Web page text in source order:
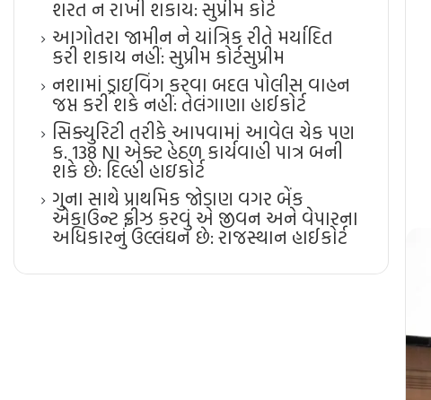
શરત ન રાખી શકાય: સુપ્રીમ કોર્ટ
આગોતરા જામીન ને યાંત્રિક રીતે મર્યાદિત
કરી શકાય નહીં: સુપ્રીમ કોર્ટ​સુપ્રીમ
નશામાં ડ્રાઇવિંગ કરવા બદલ પોલીસ વાહન
જપ્ત કરી શકે નહીં: તેલંગાણા હાઈકોર્ટ
સિક્યુરિટી તરીકે આપવામાં આવેલ ચેક પણ
ક. 138 NI એક્ટ હેઠળ કાર્યવાહી પાત્ર બની
શકે છે: દિલ્હી હાઇકોર્ટ
ગુના સાથે પ્રાથમિક જોડાણ વગર બેંક
એકાઉન્ટ ફ્રીઝ કરવું એ જીવન અને વેપારના
અધિકારનું ઉલ્લંઘન છે: રાજસ્થાન હાઈકોર્ટ